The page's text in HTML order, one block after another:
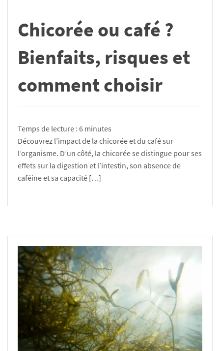
Chicorée ou café ?
Bienfaits, risques et
comment choisir
Temps de lecture : 6 minutes
Découvrez l’impact de la chicorée et du café sur
l’organisme. D’un côté, la chicorée se distingue pour ses
effets sur la digestion et l’intestin, son absence de
caféine et sa capacité […]